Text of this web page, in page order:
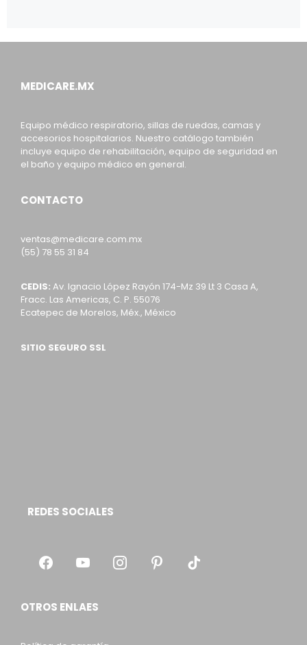
MEDICARE.MX
Equipo médico respiratorio, sillas de ruedas, camas y
accesorios hospitalarios. Nuestro catálogo también
incluye equipo de rehabilitación, equipo de seguridad en
el baño y equipo médico en general.
CONTACTO
ventas@medicare.com.mx
(55) 78 55 31 84
CEDIS: Av. Ignacio López Rayón 174-Mz 39 Lt 3 Casa A,
Fracc. Las Americas, C. P. 55076
Ecatepec de Morelos, Méx., México
SITIO SEGURO SSL
REDES SOCIALES
OTROS ENLAES